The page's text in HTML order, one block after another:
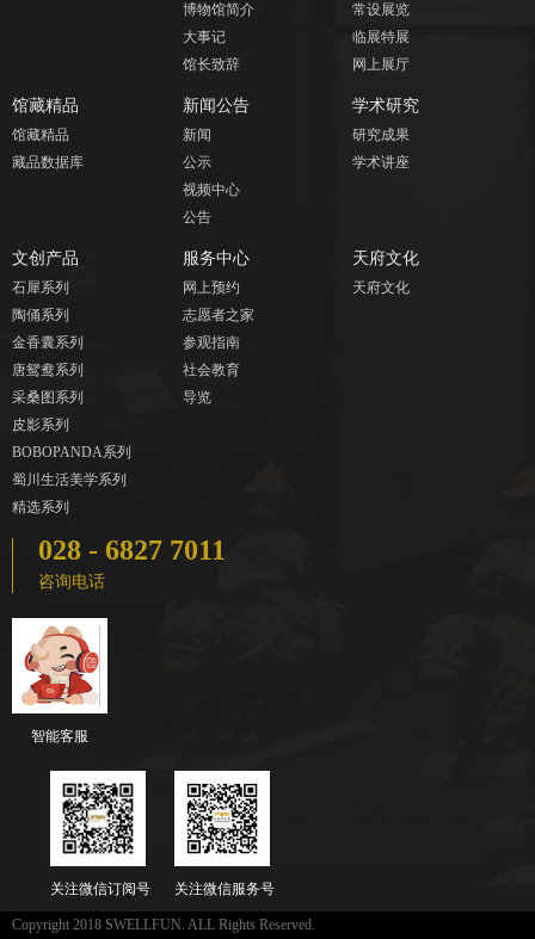
博物馆简介
大事记
馆长致辞
常设展览
临展特展
网上展厅
馆藏精品
馆藏精品
藏品数据库
新闻公告
新闻
公示
视频中心
公告
学术研究
研究成果
学术讲座
文创产品
石犀系列
陶俑系列
金香囊系列
唐鸳鸯系列
采桑图系列
皮影系列
BOBOPANDA系列
蜀川生活美学系列
精选系列
服务中心
网上预约
志愿者之家
参观指南
社会教育
导览
天府文化
天府文化
028 - 6827 7011
咨询电话
智能客服
关注微信服务号
关注微信订阅号
Copyright 2018 SWELLFUN. ALL Rights Reserved.